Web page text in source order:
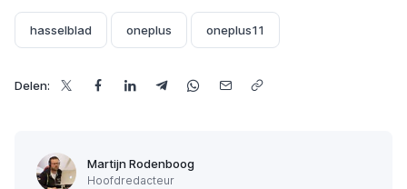
hasselblad oneplus oneplus11
Delen:
Martijn Rodenboog
Hoofdredacteur